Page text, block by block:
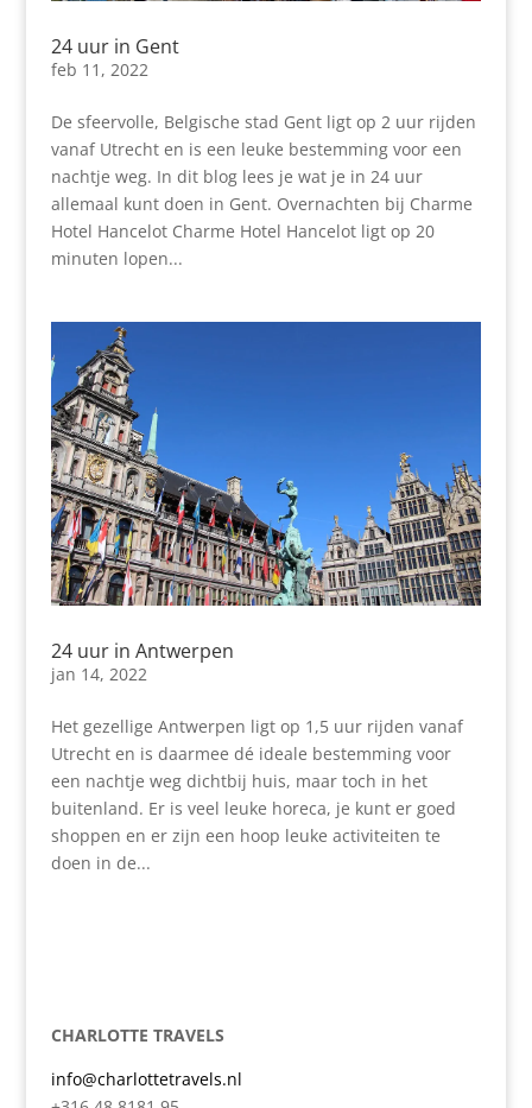
24 uur in Gent
feb 11, 2022
De sfeervolle, Belgische stad Gent ligt op 2 uur rijden
vanaf Utrecht en is een leuke bestemming voor een
nachtje weg. In dit blog lees je wat je in 24 uur
allemaal kunt doen in Gent. Overnachten bij Charme
Hotel Hancelot Charme Hotel Hancelot ligt op 20
minuten lopen...
24 uur in Antwerpen
jan 14, 2022
Het gezellige Antwerpen ligt op 1,5 uur rijden vanaf
Utrecht en is daarmee dé ideale bestemming voor
een nachtje weg dichtbij huis, maar toch in het
buitenland. Er is veel leuke horeca, je kunt er goed
shoppen en er zijn een hoop leuke activiteiten te
doen in de...
CHARLOTTE TRAVELS
info@charlottetravels.nl